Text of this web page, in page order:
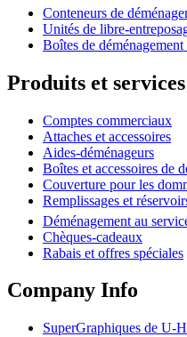
Conteneurs de
Unités de libre-
Boîtes de
Produits et services
Comptes commerciaux
Attaches et accessoires
Aides-déménageurs
Boîtes et accessoires de
Couverture pour les
Remplissages et
Déménagement au
Chèques-cadeaux
Rabais et offres spéciales
Company Info
SuperGraphiques de U-